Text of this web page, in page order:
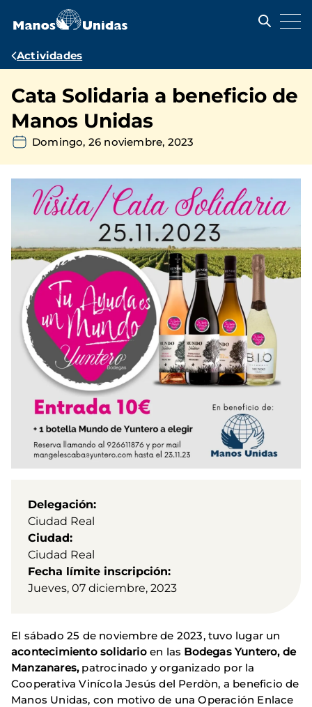
contenido
Ruta
navegación
Actividades
Cata Solidaria a beneficio de
Manos Unidas
Domingo, 26 noviembre, 2023
Delegación
Ciudad Real
Ciudad
Ciudad Real
Fecha límite inscripción
Jueves, 07 diciembre, 2023
El sábado 25 de noviembre de 2023, tuvo lugar un
acontecimiento solidarioen las Bodegas Yuntero, de
Manzanares,patrocinado y organizado por la
Cooperativa Vinícola Jesús del Perdòn, a beneficio de
Manos Unidas, con motivo de una Operación Enlace